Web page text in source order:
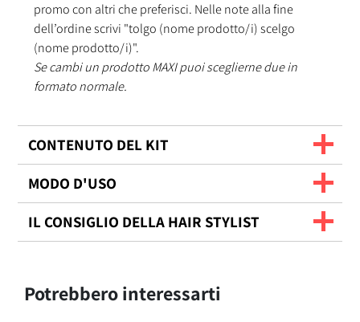
promo con altri che preferisci. Nelle note alla fine
dell’ordine scrivi "tolgo (nome prodotto/i) scelgo
(nome prodotto/i)".
Se cambi un prodotto MAXI puoi sceglierne due in
formato normale.
CONTENUTO DEL KIT
MODO D'USO
IL CONSIGLIO DELLA HAIR STYLIST
Potrebbero interessarti